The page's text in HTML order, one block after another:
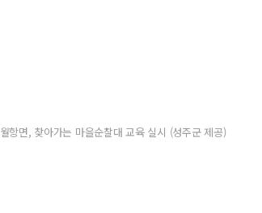
월항면, 찾아가는 마을순찰대 교육 실시 (성주군 제공)